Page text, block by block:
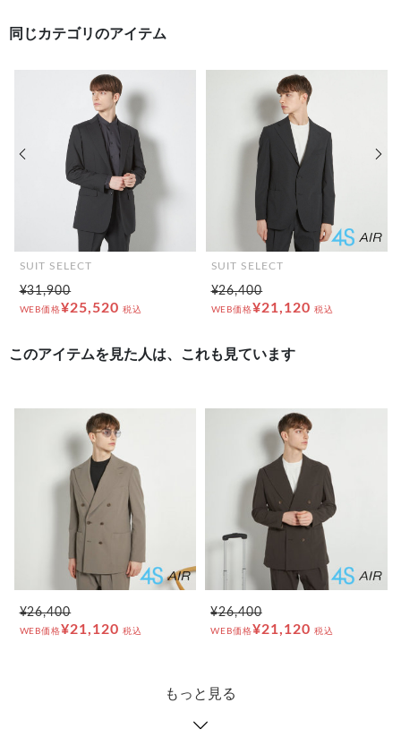
同じカテゴリのアイテム
SUIT SELECT
¥31,900
WEB価格¥25,520 税込
SUIT SELECT
¥26,400
WEB価格¥21,120 税込
前の画像
このアイテムを見た人は、これも見ています
¥26,400
WEB価格¥21,120 税込
¥26,400
WEB価格¥21,120 税込
もっと見る